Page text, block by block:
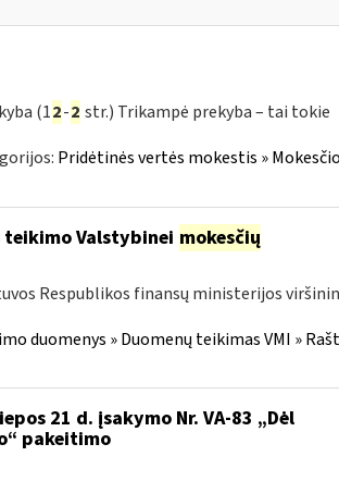
(12-2 str.) Trikampė prekyba – tai tokie
Pridėtinės vertės mokestis » Mokesčio
teikimo Valstybinei mokesčių
Respublikos finansų ministerijos
duomenys » Duomenų teikimas VMI »
21 d. įsakymo Nr. VA-83 „Dėl
pakeitimo